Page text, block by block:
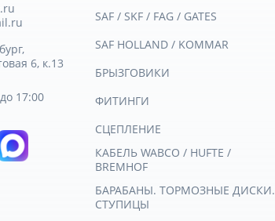
6, к.13
17:00
SAF / SKF / FAG / GATES
SAF HOLLAND / KOMMAR
БРЫЗГОВИКИ
ФИТИНГИ
СЦЕПЛЕНИЕ
КАБЕЛЬ WABCO / HUFTE /
BREMHOF
БАРАБАНЫ. ТОРМОЗНЫЕ ДИСКИ.
СТУПИЦЫ